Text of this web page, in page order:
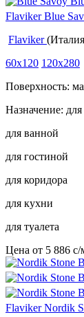
Flaviker Blue
Flaviker
60x120 120x280
Поверхность:
Назначение:
для ванной
для гостиной
для коридора
для кухни
для туалета
Цена от 5 886 c/
Flaviker Nordik